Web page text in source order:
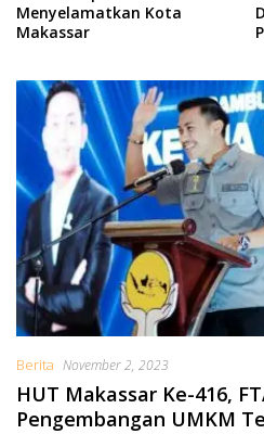
Menyelamatkan Kota
Makassar
Berita November 2, 2023
HUT Makassar Ke-416,
Pengembangan UMKM